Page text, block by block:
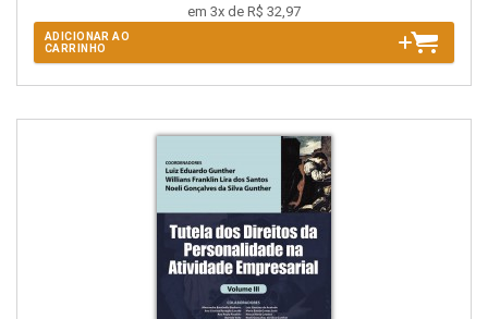
em 3x de R$ 32,97
ADICIONAR AO
CARRINHO